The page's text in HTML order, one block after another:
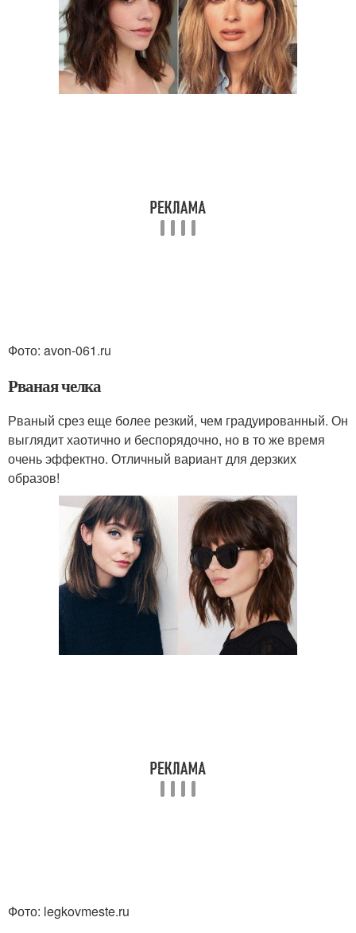
Фото: avon-061.ru
Рваная челка
Рваный срез еще более резкий, чем градуированный. Он
выглядит хаотично и беспорядочно, но в то же время
очень эффектно. Отличный вариант для дерзких
образов!
Фото: legkovmeste.ru